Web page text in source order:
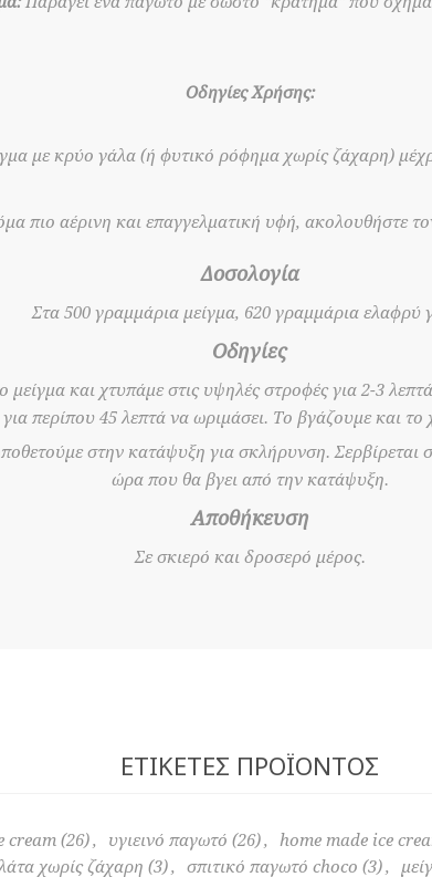
Οδηγίες Χρήσης:
με κρύο γάλα (ή φυτικό ρόφημα χωρίς ζάχαρη)
πιο αέρινη και επαγγελματική υφή, ακολουθήστε
Δοσολογία
Στα 500 γραμμάρια μείγμα, 620 γραμμάρια ελαφρύ
Οδηγίες
μείγμα και χτυπάμε στις υψηλές στροφές για 2-3
περίπου 45 λεπτά να ωριμάσει. Το βγάζουμε και το
στην κατάψυξη για σκλήρυνση. Σερβίρεται
ώρα που θα βγει από την κατάψυξη.
Αποθήκευση
Σε σκιερό και δροσερό μέρος.
ΕΤΙΚΈΤΕΣ ΠΡΟΪΌΝΤΟΣ
cream (26), υγιεινό παγωτό (26), home made ice
χωρίς ζάχαρη (3), σπιτικό παγωτό choco (3),